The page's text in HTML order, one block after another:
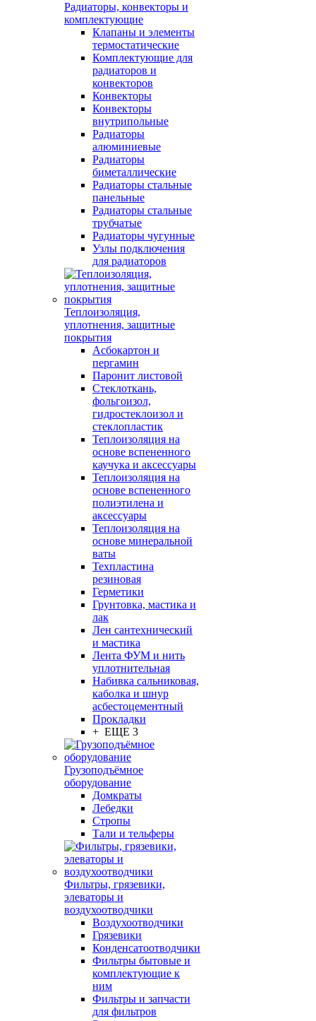
Радиаторы, конвекторы и
комплектующие
Клапаны и элементы
термостатические
Комплектующие для
радиаторов и
конвекторов
Конвекторы
Конвекторы
внутрипольные
Радиаторы
алюминиевые
Радиаторы
биметаллические
Радиаторы стальные
панельные
Радиаторы стальные
трубчатые
Радиаторы чугунные
Узлы подключения
для радиаторов
Теплоизоляция,
уплотнения, защитные
покрытия
Асбокартон и
пергамин
Паронит листовой
Стеклоткань,
фольгоизол,
гидростеклоизол и
стеклопластик
Теплоизоляция на
основе вспененного
каучука и аксессуары
Теплоизоляция на
основе вспененного
полиэтилена и
аксессуары
Теплоизоляция на
основе минеральной
ваты
Техпластина
резиновая
Герметики
Грунтовка, мастика и
лак
Лен сантехнический
и мастика
Лента ФУМ и нить
уплотнительная
Набивка сальниковая,
каболка и шнур
асбестоцементный
Прокладки
+ ЕЩЕ 3
Грузоподъёмное
оборудование
Домкраты
Лебедки
Стропы
Тали и тельферы
Фильтры, грязевики,
элеваторы и
воздухоотводчики
Воздухоотводчики
Грязевики
Конденсатоотводчики
Фильтры бытовые и
комплектующие к
ним
Фильтры и запчасти
для фильтров